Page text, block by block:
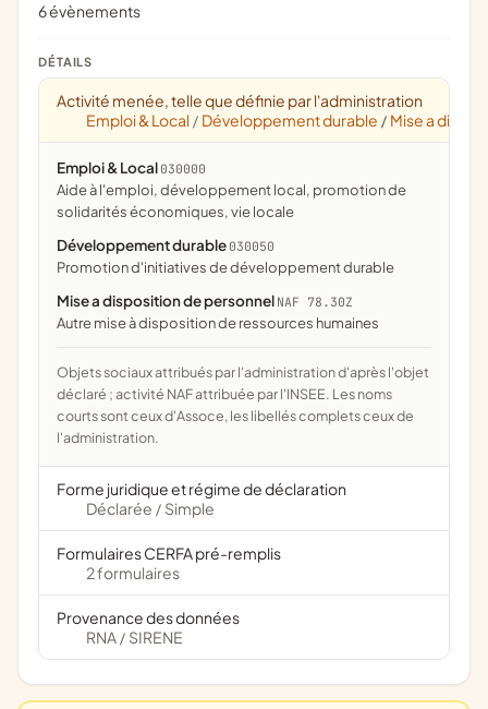
6 évènements
DÉTAILS
Activité menée, telle que définie par l'administration
Emploi & Local / Développement durable / Mise a
Emploi & Local 030000
aide à l'emploi, développement local, promotion de
solidarités économiques, vie locale
Développement durable 030050
promotion d'initiatives de développement durable
Mise a disposition de personnel NAF 78.30Z
Autre mise à disposition de ressources humaines
Objets sociaux attribués par l'administration d'après l'objet
déclaré ; activité NAF attribuée par l'INSEE. Les noms
courts sont ceux d'Assoce, les libellés complets ceux de
l'administration.
Forme juridique et régime de déclaration
Déclarée / Simple
Formulaires CERFA pré-remplis
2 formulaires
Provenance des données
RNA / SIRENE